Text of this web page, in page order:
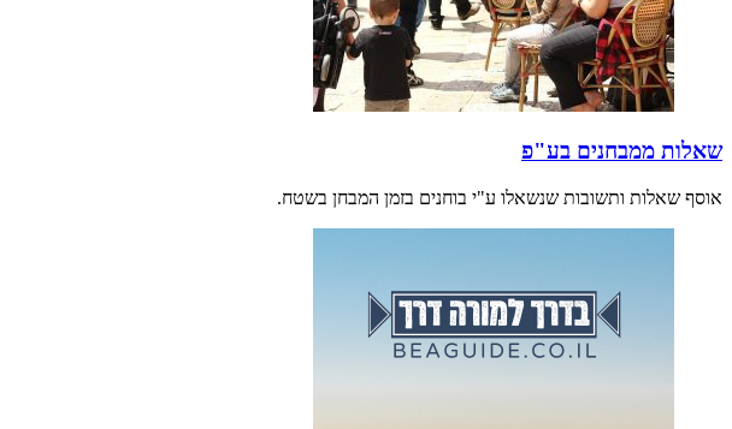
שאלות ממבחנים בע"פ
אוסף שאלות ותשובות שנשאלו ע"י בוחנים בזמן המבחן בשטח.